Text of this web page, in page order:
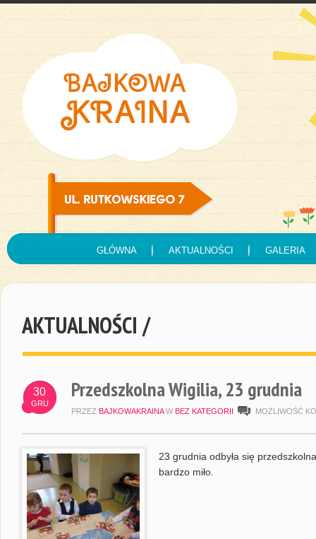
GŁÓWNA AKTUALNOŚCI GALERIA
AKTUALNOŚCI /
30
GRU
Przedszkolna Wigilia, 23 grudnia
PRZEZ BAJKOWAKRAINA W BEZ KATEGORII MOŻLIWOŚĆ
23 grudnia odbyła się
bardzo miło.